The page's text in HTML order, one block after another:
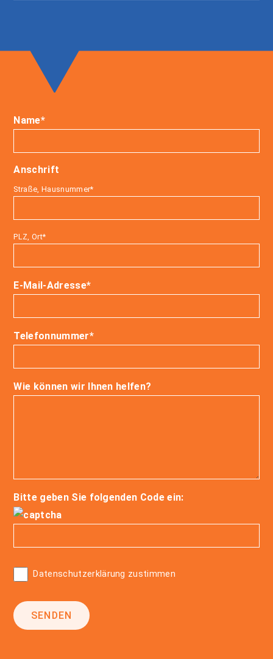
Name*
Bitte lassen Sie dieses Feld leer.
Bitte lassen Sie dieses Feld leer.
Anschrift
Straße, Hausnummer*
PLZ, Ort*
E-Mail-Adresse*
Telefonnummer*
Wie können wir Ihnen helfen?
Bitte geben Sie folgenden Code ein:
Datenschutzerklärung zustimmen